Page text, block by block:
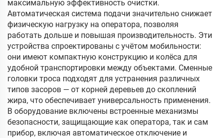
максимальную эффективность очистки.
Автоматическая система подачи значительно снижает
физическую нагрузку на оператора, позволяя
работать дольше и повышая производительность. Эти
устройства спроектированы с учётом мобильности:
они имеют компактную конструкцию и колёса для
удобной транспортировки между объектами. Сменные
головки троса подходят для устранения различных
типов засоров — от корней деревьев до скоплений
жира, что обеспечивает универсальность применения.
В оборудование включены встроенные механизмы
безопасности, защищающие как оператора, так и сам
прибор, включая автоматическое отключение и